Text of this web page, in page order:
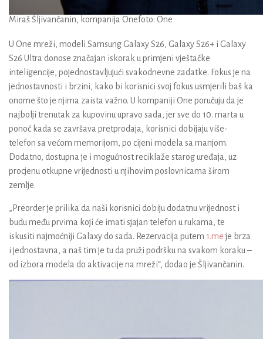
Miraš Šljivančanin, kompanija Onefoto: One
U One mreži, modeli Samsung Galaxy S26, Galaxy S26+ i Galaxy
S26 Ultra donose značajan iskorak u primjeni vještačke
inteligencije, pojednostavljujući svakodnevne zadatke. Fokus je na
jednostavnosti i brzini, kako bi korisnici svoj fokus usmjerili baš ka
onome što je njima zaista važno. U kompaniji One poručuju da je
najbolji trenutak za kupovinu upravo sada, jer sve do 10. marta u
ponoć kada se završava pretprodaja, korisnici dobijaju više-
telefon sa većom memorijom, po cijeni modela sa manjom.
Dodatno, dostupna je i mogućnost reciklaže starog uređaja, uz
procjenu otkupne vrijednosti u njihovim poslovnicama širom
zemlje.
„Preorder je prilika da naši korisnici dobiju dodatnu vrijednost i
budu među prvima koji će imati sjajan telefon u rukama, te
iskusiti najmoćniji Galaxy do sada. Rezervacija putem 1.meje brza
i jednostavna, a naš tim je tu da pruži podršku na svakom koraku –
od izbora modela do aktivacije na mreži“, dodao je Šljivančanin.